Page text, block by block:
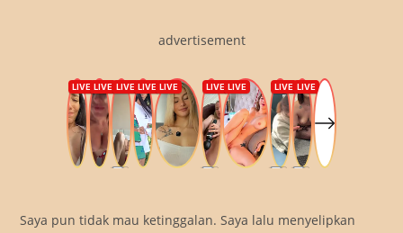
advertisement
Saya pun tidak mau ketinggalan. Saya lalu menyelipkan